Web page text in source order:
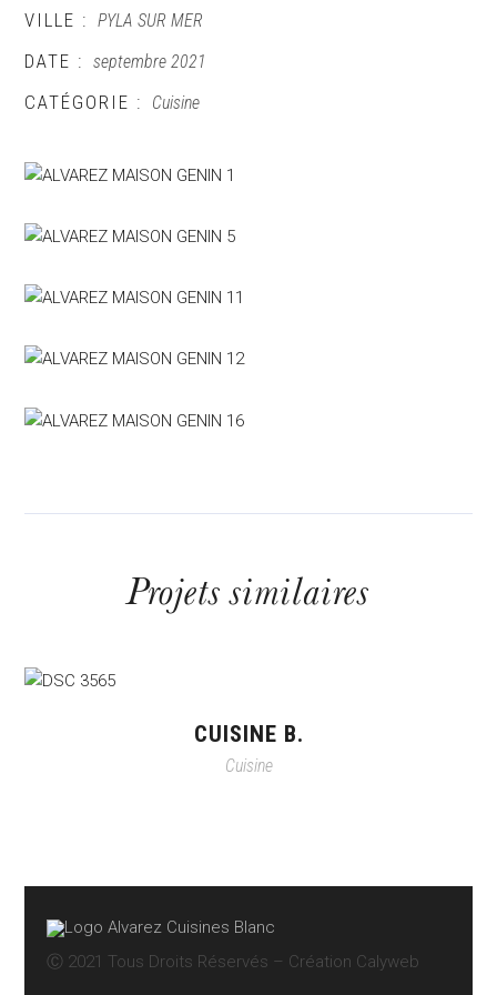
VILLE : PYLA SUR MER
DATE : septembre 2021
CATÉGORIE : Cuisine
Projets similaires
CUISINE B.
Cuisine
Ⓒ 2021 Tous Droits Réservés – Création Calyweb